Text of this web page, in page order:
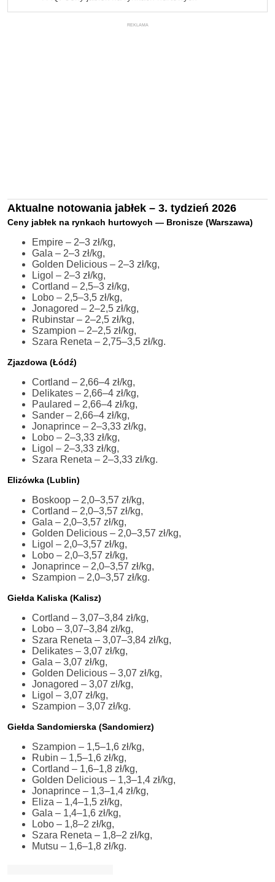
REKLAMA
Aktualne notowania jabłek – 3. tydzień 2026
Ceny jabłek na rynkach hurtowych — Bronisze (Warszawa)
Empire – 2–3 zł/kg,
Gala – 2–3 zł/kg,
Golden Delicious – 2–3 zł/kg,
Ligol – 2–3 zł/kg,
Cortland – 2,5–3 zł/kg,
Lobo – 2,5–3,5 zł/kg,
Jonagored – 2–2,5 zł/kg,
Rubinstar – 2–2,5 zł/kg,
Szampion – 2–2,5 zł/kg,
Szara Reneta – 2,75–3,5 zł/kg.
Zjazdowa (Łódź)
Cortland – 2,66–4 zł/kg,
Delikates – 2,66–4 zł/kg,
Paulared – 2,66–4 zł/kg,
Sander – 2,66–4 zł/kg,
Jonaprince – 2–3,33 zł/kg,
Lobo – 2–3,33 zł/kg,
Ligol – 2–3,33 zł/kg,
Szara Reneta – 2–3,33 zł/kg.
Elizówka (Lublin)
Boskoop – 2,0–3,57 zł/kg,
Cortland – 2,0–3,57 zł/kg,
Gala – 2,0–3,57 zł/kg,
Golden Delicious – 2,0–3,57 zł/kg,
Ligol – 2,0–3,57 zł/kg,
Lobo – 2,0–3,57 zł/kg,
Jonaprince – 2,0–3,57 zł/kg,
Szampion – 2,0–3,57 zł/kg.
Giełda Kaliska (Kalisz)
Cortland – 3,07–3,84 zł/kg,
Lobo – 3,07–3,84 zł/kg,
Szara Reneta – 3,07–3,84 zł/kg,
Delikates – 3,07 zł/kg,
Gala – 3,07 zł/kg,
Golden Delicious – 3,07 zł/kg,
Jonagored – 3,07 zł/kg,
Ligol – 3,07 zł/kg,
Szampion – 3,07 zł/kg.
Giełda Sandomierska (Sandomierz)
Szampion – 1,5–1,6 zł/kg,
Rubin – 1,5–1,6 zł/kg,
Cortland – 1,6–1,8 zł/kg,
Golden Delicious – 1,3–1,4 zł/kg,
Jonaprince – 1,3–1,4 zł/kg,
Eliza – 1,4–1,5 zł/kg,
Gala – 1,4–1,6 zł/kg,
Lobo – 1,8–2 zł/kg,
Szara Reneta – 1,8–2 zł/kg,
Mutsu – 1,6–1,8 zł/kg.